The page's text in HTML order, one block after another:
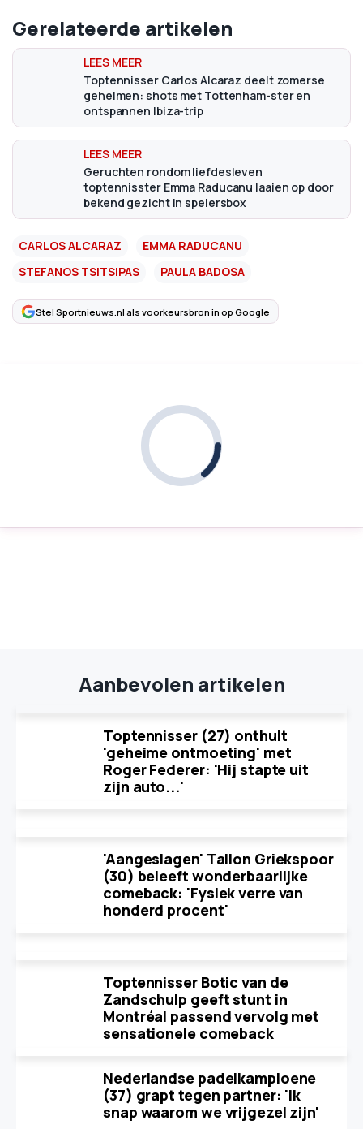
Gerelateerde artikelen
Toptennisser Carlos Alcaraz deelt zomerse
geheimen: shots met Tottenham-ster en
ontspannen Ibiza-trip
Geruchten rondom liefdesleven
toptennisster Emma Raducanu laaien op door
bekend gezicht in spelersbox
CARLOS ALCARAZ
EMMA RADUCANU
STEFANOS TSITSIPAS
PAULA BADOSA
Stel Sportnieuws.nl als voorkeursbron in op Google
Aanbevolen artikelen
Toptennisser (27) onthult
'geheime ontmoeting' met
Roger Federer: 'Hij stapte uit
zijn auto...'
'Aangeslagen' Tallon Griekspoor
(30) beleeft wonderbaarlijke
comeback: 'Fysiek verre van
honderd procent'
Toptennisser Botic van de
Zandschulp geeft stunt in
Montréal passend vervolg met
sensationele comeback
Nederlandse padelkampioene
(37) grapt tegen partner: 'Ik
snap waarom we vrijgezel zijn'